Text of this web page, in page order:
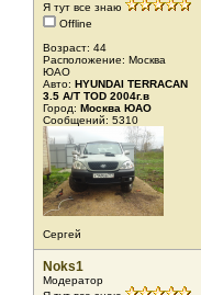
Я тут все знаю
Offline
Возраст: 44
Расположение: Москва
ЮАО
Авто: HYUNDAI TERRACAN
3.5 A/T TOD 2004г.в
Город: Москва ЮАО
Сообщений: 5310
Сергей
Noks1
Модератор